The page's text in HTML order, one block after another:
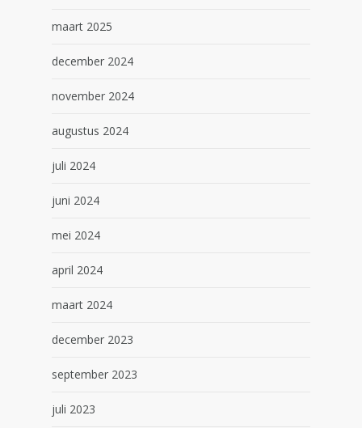
maart 2025
december 2024
november 2024
augustus 2024
juli 2024
juni 2024
mei 2024
april 2024
maart 2024
december 2023
september 2023
juli 2023